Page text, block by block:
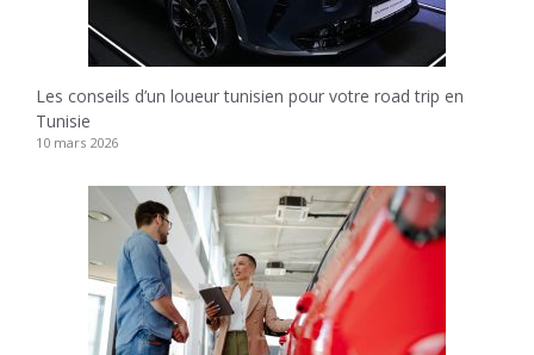
Les conseils d’un loueur tunisien pour votre road trip en
Tunisie
10 mars 2026